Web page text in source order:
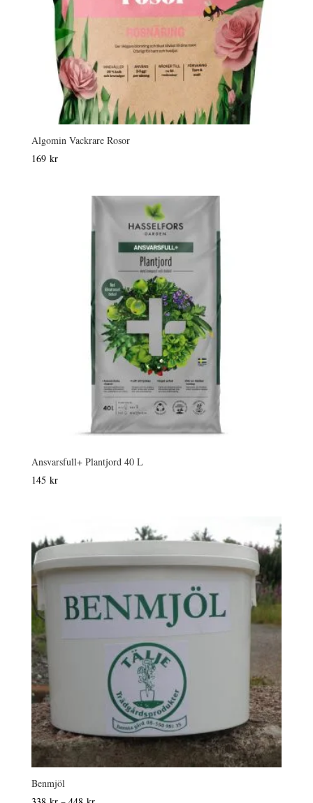
Algomin Vackrare Rosor
169 kr
Ansvarsfull+ Plantjord 40 L
145 kr
Benmjöl
Prisintervall: